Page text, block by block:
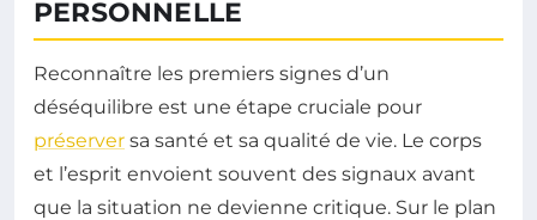
PERSONNELLE
Reconnaître les premiers signes d’un
déséquilibre est une étape cruciale pour
préserver sa santé et sa qualité de vie. Le corps
et l’esprit envoient souvent des signaux avant
que la situation ne devienne critique. Sur le plan